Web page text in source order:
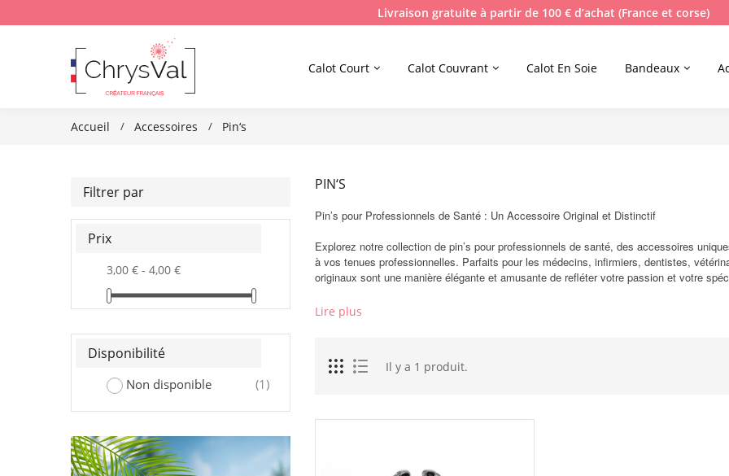
Livraison gratuite à partir de 100 € d’achat (France et corse)
Calot Court Calot Couvrant Calot En Soie Bandeaux
Accueil Accessoires Pin‘s
Filtrer par
Prix
3,00 € - 4,00 €
Disponibilité
Non disponible (1)
PIN‘S
Pin’s pour Professionnels de Santé : Un Accessoire Original et Distinctif
Explorez notre collection de pin’s pour professionnels de santé, des accessoires
à vos tenues professionnelles. Parfaits pour les médecins, infirmiers, dentistes,
originaux sont une manière élégante et amusante de refléter votre passion et votre
Lire plus
Il y a 1 produit.